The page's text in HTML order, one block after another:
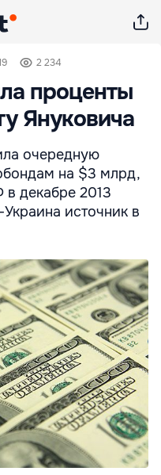
2 234
проценты
Януковича
очередную
на $3 млрд,
декабре 2013
источник в